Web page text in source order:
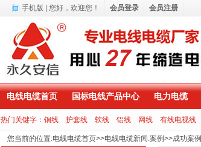
电线电缆首页 国标电线产品中心 电力电缆
热门关键字： 铜线 护套线 软线 铝线 网线 有线电视线
您当前的位置:电线电缆首页>>电线电缆新闻.案例>>成功案例
手机版 | 您好， 欢迎您！ 会员登录 会员注册